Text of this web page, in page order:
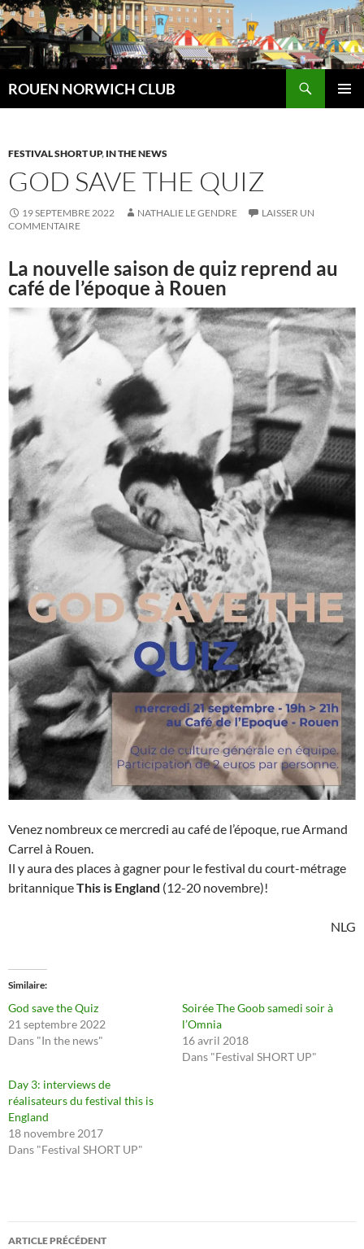
Aller
au
contenu
ROUEN NORWICH CLUB
FESTIVAL SHORT UP, IN THE NEWS
GOD SAVE THE QUIZ
19 SEPTEMBRE 2022 NATHALIE LE GENDRE
LAISSER UN
COMMENTAIRE
La nouvelle saison de quiz reprend au
café de l’époque à Rouen
Venez nombreux ce mercredi au café de l’époque, rue Armand
Carrel à Rouen.
Il y aura des places à gagner pour le festival du court-métrage
britanniqueThis is England (12-20 novembre)!
NLG
Similaire
God save the Quiz
21 septembre 2022
Dans "In the news"
Soirée The Goob samedi soir à
l’Omnia
16 avril 2018
Dans "Festival SHORT UP"
Day 3: interviews de
réalisateurs du festival this is
England
18 novembre 2017
Dans "Festival SHORT UP"
Navigation
ARTICLE PRÉCÉDENT